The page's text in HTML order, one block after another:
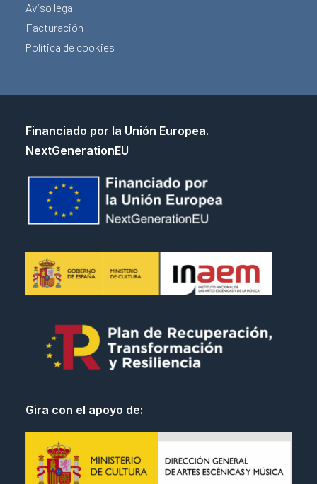
Aviso legal
Facturación
Política de cookies
Financiado por la Unión Europea.
NextGenerationEU
Gira con el apoyo de: